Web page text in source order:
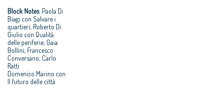
Block Notes: Paola Di
Biagi con Salvare i
quartieri; Roberto Di
Giulio con Qualità
delle periferie; Gaia
Bollini; Francesco
Conversano; Carlo
Ratti
Domenico Marino con
Il futuro delle città